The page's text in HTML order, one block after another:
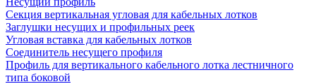
Секция вертикальная угловая для кабельных лотков
Заглушки несущих и профильных реек
Угловая вставка для кабельных лотков
Соединитель несущего профиля
Профиль для вертикального кабельного лотка лестничного
типа боковой